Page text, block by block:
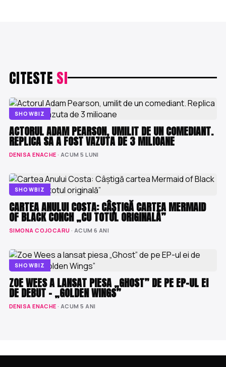
CITESTE SI
SHOWBIZ
ACTORUL ADAM PEARSON, UMILIT DE UN COMEDIANT.
REPLICA SA A FOST VAZUTA DE 3 MILIOANE
DENISA ENACHE · ACUM 5 LUNI
SHOWBIZ
CARTEA ANULUI COSTA: CÂȘTIGĂ CARTEA MERMAID
OF BLACK CONCH „CU TOTUL ORIGINALĂ”
SIMONA COJOCARU · ACUM 6 ANI
SHOWBIZ
ZOE WEES A LANSAT PIESA „GHOST” DE PE EP-UL EI
DE DEBUT – „GOLDEN WINGS”
DENISA ENACHE · ACUM 5 ANI